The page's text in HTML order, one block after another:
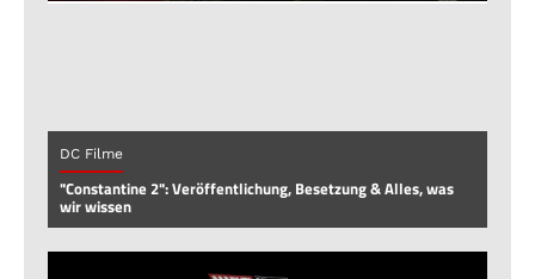
DC Filme
"Constantine 2": Veröffentlichung, Besetzung & Alles, was
wir wissen